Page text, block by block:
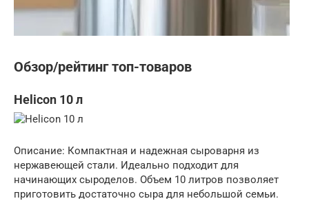
Обзор/рейтинг топ-товаров
Helicon 10 л
Описание: Компактная и надежная сыроварня из
нержавеющей стали. Идеально подходит для
начинающих сыроделов. Объем 10 литров позволяет
приготовить достаточно сыра для небольшой семьи.